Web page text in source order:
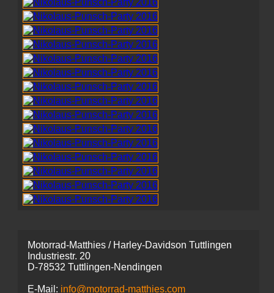
Motorrad-Matthies / Harley-Davidson Tuttlingen
Industriestr. 20
D-78532 Tuttlingen-Nendingen
E-Mail: info@motorrad-matthies.com